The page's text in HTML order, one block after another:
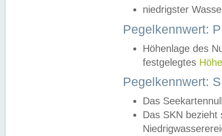
niedrigster
Pegelkennwert:
Höhenlage des
festgelegtes
Pegelkennwert:
Das
Das SKN